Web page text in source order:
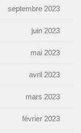
septembre 2023
juin 2023
mai 2023
avril 2023
mars 2023
février 2023